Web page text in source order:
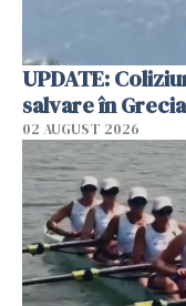
UPDATE:
salvare în
02 AUGUST 2026